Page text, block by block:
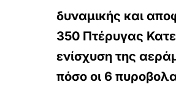
δυναμικής και
350 Πτέρυγας
ενίσχυση της
πόσο οι 6